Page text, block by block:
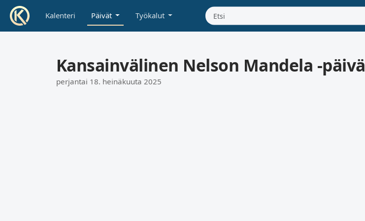
Kalenteri Päivät Työkalut
Kansainvälinen Nelson Mandela -päivä
perjantai 18. heinäkuuta 2025